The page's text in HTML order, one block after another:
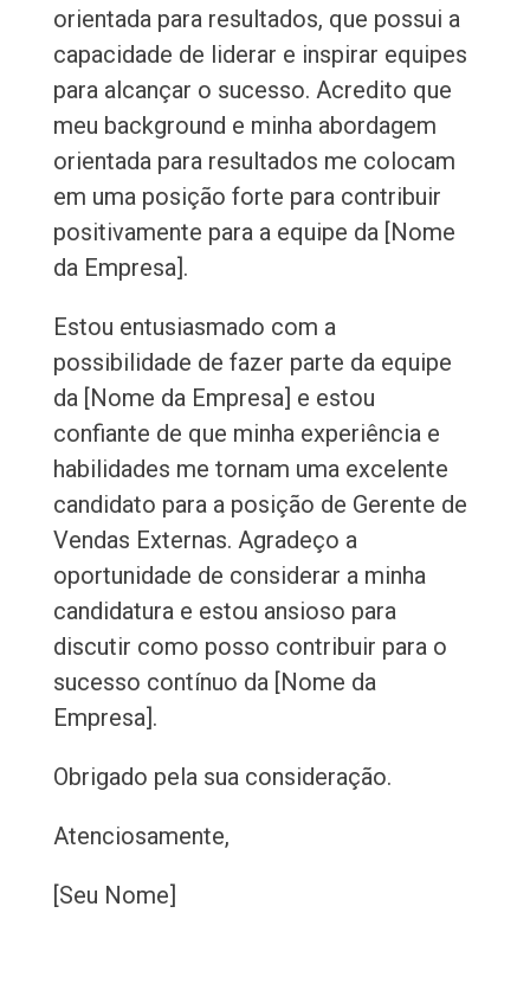
orientada para resultados, que possui a
capacidade de liderar e inspirar equipes
para alcançar o sucesso. Acredito que
meu background e minha abordagem
orientada para resultados me colocam
em uma posição forte para contribuir
positivamente para a equipe da [Nome
da Empresa].
Estou entusiasmado com a
possibilidade de fazer parte da equipe
da [Nome da Empresa] e estou
confiante de que minha experiência e
habilidades me tornam uma excelente
candidato para a posição de Gerente de
Vendas Externas. Agradeço a
oportunidade de considerar a minha
candidatura e estou ansioso para
discutir como posso contribuir para o
sucesso contínuo da [Nome da
Empresa].
Obrigado pela sua consideração.
Atenciosamente,
[Seu Nome]